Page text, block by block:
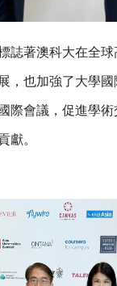
誌著澳科大在全
，也加強了大學
際會議，促進學
獻。